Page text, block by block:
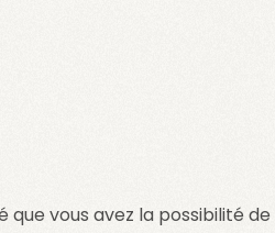
que vous avez la possibilité